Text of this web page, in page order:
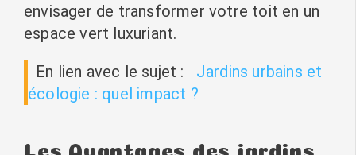
envisager de transformer votre toit en un
espace vert luxuriant.
En lien avec le sujet :
Jardins urbains et
écologie : quel impact ?
Les Avantages des jardins